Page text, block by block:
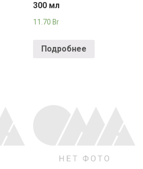
300 мл
11.70 Br
Подробнее